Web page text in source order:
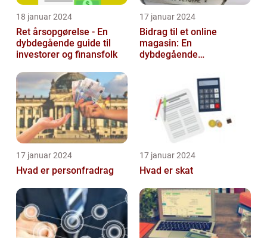
18 januar 2024
Ret årsopgørelse - En
dybdegående guide til
investorer og finansfolk
17 januar 2024
Bidrag til et online
magasin: En
dybdegående
betydningen og
udviklingen over tid
17 januar 2024
Hvad er personfradrag
17 januar 2024
Hvad er skat